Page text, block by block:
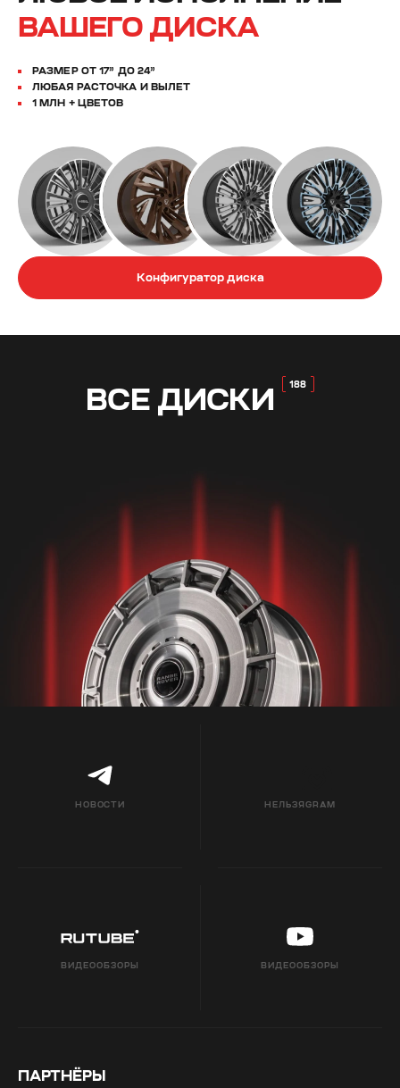
ВАШЕГО ДИСКА
РАЗМЕР ОТ 17” ДО 24”
ЛЮБАЯ РАСТОЧКА И ВЫЛЕТ
1 МЛН + ЦВЕТОВ
Конфигуратор диска
ВСЕ ДИСКИ
НОВОСТИ НЕЛЬЗЯGRAM
ВИДЕООБЗОРЫ ВИДЕООБЗОРЫ
ПАРТНЁРЫ